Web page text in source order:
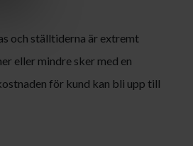
och ställtiderna är extremt
eller mindre sker med en
för kund kan bli upp till